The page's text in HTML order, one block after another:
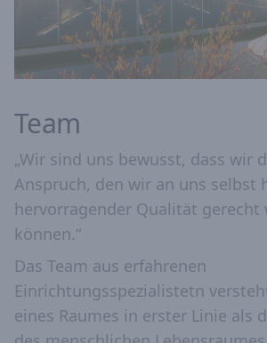
Team
„Wir sind uns bewusst, dass wir
Anspruch, den wir an uns selbst
hervorragender Qualität gerecht
können.“
Das Team aus erfahrenen
Einrichtungsspezialistetn
eines Raumes in erster Linie als